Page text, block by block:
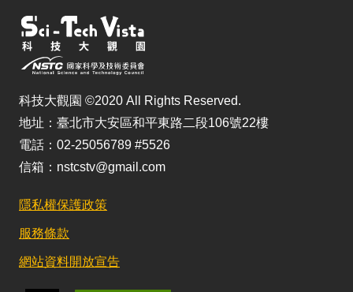
科技大觀園 ©2020 All Rights Reserved.
地址：臺北市大安區和平東路二段106號22樓
電話：02-25056789 #5526
信箱：nstcstv@gmail.com
隱私權保護政策
服務條款
網站資料開放宣告